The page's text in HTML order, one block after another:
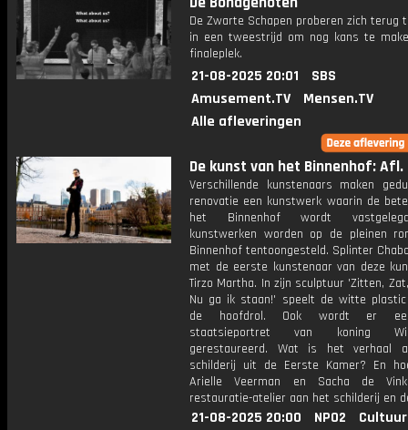
De Zwarte Schapen proberen zich terug
in een tweestrijd om nog kans te
finaleplek.
21-08-2025 20:01
SBS
Amusement.TV
Mensen.TV
Alle afleveringen
De kunst van het Binnenhof:
Verschillende kunstenaars maken
renovatie een kunstwerk waarin de
het Binnenhof wordt
kunstwerken worden op de pleinen
Binnenhof tentoongesteld. Splinter
met de eerste kunstenaar van deze
Tirzo Martha. In zijn sculptuur 'Zitten,
Nu ga ik staan!' speelt de witte
de hoofdrol. Ook wordt er
staatsieportret van koning
gerestaureerd. Wat is het verhaal
schilderij uit de Eerste Kamer? En
Arielle Veerman en Sacha de
restauratie-atelier aan het schilderij en
21-08-2025 20:00 NPO2